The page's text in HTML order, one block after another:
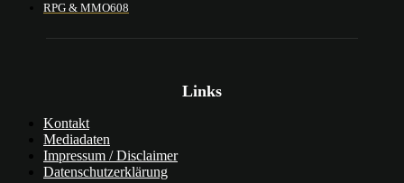
RPG & MMO608
Links
Kontakt
Mediadaten
Impressum / Disclaimer
Datenschutzerklärung